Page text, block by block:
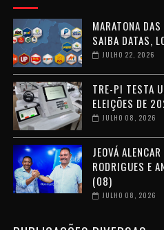
MARATONA
SAIBA DATAS,
JULHO 22, 2026
TRE-PI TESTA
ELEIÇÕES DE
JULHO 08, 2026
JEOVÁ
RODRIGUES E
(08)
JULHO 08, 2026